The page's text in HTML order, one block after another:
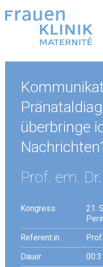
überbringe
Prof. em.
Kongress
21.
Referent:in
Dauer